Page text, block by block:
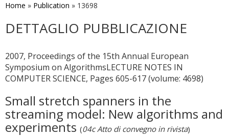
contenuto
Home » Publication » 13698
DETTAGLIO PUBBLICAZIONE
2007, Proceedings of the 15th Annual European
Symposium on AlgorithmsLECTURE NOTES IN
COMPUTER SCIENCE, Pages 605-617 (volume: 4698)
Small stretch spanners in the
streaming model: New algorithms and
experiments (04c Atto di convegno in rivista)